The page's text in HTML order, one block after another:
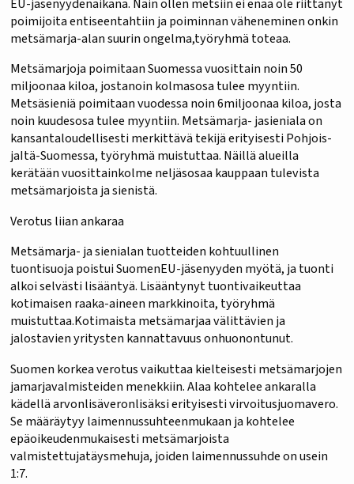
poimijoita entiseentahtiin ja poiminnan väheneminen onkin
metsämarja-alan suurin ongelma,työryhmä toteaa.
Metsämarjoja poimitaan Suomessa vuosittain noin 50
miljoonaa kiloa, jostanoin kolmasosa tulee myyntiin.
Metsäsieniä poimitaan vuodessa noin 6miljoonaa kiloa, josta
noin kuudesosa tulee myyntiin. Metsämarja- jasieniala on
kansantaloudellisesti merkittävä tekijä erityisesti Pohjois-
jaItä-Suomessa, työryhmä muistuttaa. Näillä alueilla
kerätään vuosittainkolme neljäsosaa kauppaan tulevista
metsämarjoista ja sienistä.
Verotus liian ankaraa
Metsämarja- ja sienialan tuotteiden kohtuullinen
tuontisuoja poistui SuomenEU-jäsenyyden myötä, ja tuonti
alkoi selvästi lisääntyä. Lisääntynyt tuontivaikeuttaa
kotimaisen raaka-aineen markkinoita, työryhmä
muistuttaa.Kotimaista metsämarjaa välittävien ja
jalostavien yritysten kannattavuus onhuonontunut.
Suomen korkea verotus vaikuttaa kielteisesti metsämarjojen
jamarjavalmisteiden menekkiin. Alaa kohtelee ankaralla
kädellä arvonlisäveronlisäksi erityisesti virvoitusjuomavero.
Se määräytyy laimennussuhteenmukaan ja kohtelee
epäoikeudenmukaisesti metsämarjoista
valmistettujatäysmehuja, joiden laimennussuhde on usein
1:7.